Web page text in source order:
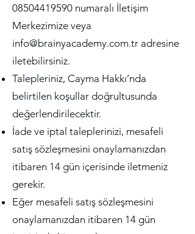
08504419590 numaralı İletişim
Merkezimize veya
info@brainyacademy.com.tr adresine
iletebilirsiniz.
Talepleriniz, Cayma Hakkı’nda
belirtilen koşullar doğrultusunda
değerlendirilecektir.
İade ve iptal taleplerinizi, mesafeli
satış sözleşmesini onaylamanızdan
itibaren 14 gün içerisinde iletmeniz
gerekir.
Eğer mesafeli satış sözleşmesini
onaylamanızdan itibaren 14 gün